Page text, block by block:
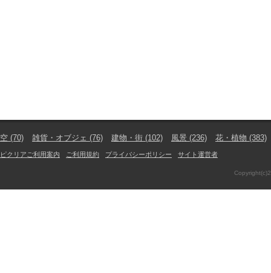
空 (70) 雑貨・オブジェ (76) 建物・街 (102) 風景 (236) 花・植物 (383)
ピクリアご利用案内 ご利用規約 プライバシーポリシー サイト運営者